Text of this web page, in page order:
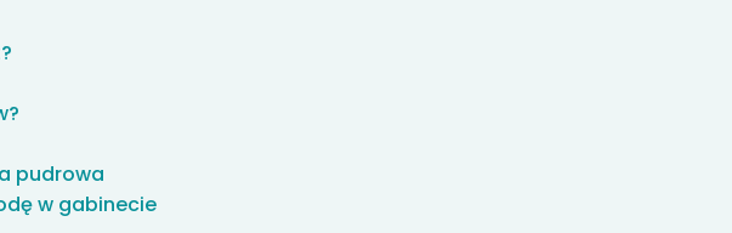
pudrowa
w gabinecie